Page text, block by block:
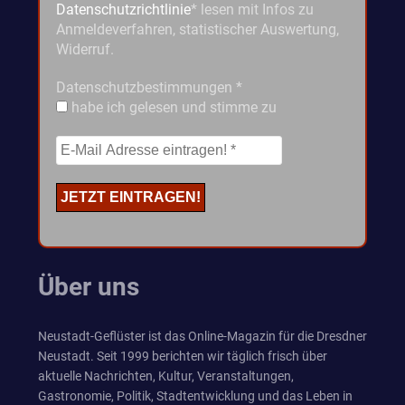
Datenschutzrichtlinie* lesen mit Infos zu
Anmeldeverfahren, statistischer Auswertung,
Widerruf.
Datenschutzbestimmungen *
habe ich gelesen und stimme zu
Über uns
Neustadt-Geflüster ist das Online-Magazin für die Dresdner
Neustadt. Seit 1999 berichten wir täglich frisch über
aktuelle Nachrichten, Kultur, Veranstaltungen,
Gastronomie, Politik, Stadtentwicklung und das Leben in